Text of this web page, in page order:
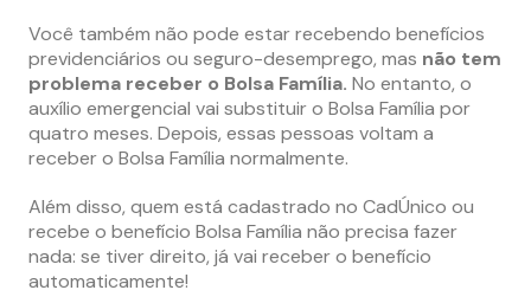
Você também não pode estar recebendo benefícios
previdenciários ou seguro-desemprego, mas não tem
problema receber o Bolsa Família. No entanto, o
auxílio emergencial vai substituir o Bolsa Família por
quatro meses. Depois, essas pessoas voltam a
receber o Bolsa Família normalmente.
Além disso, quem está cadastrado no CadÚnico ou
recebe o benefício Bolsa Família não precisa fazer
nada: se tiver direito, já vai receber o benefício
automaticamente!